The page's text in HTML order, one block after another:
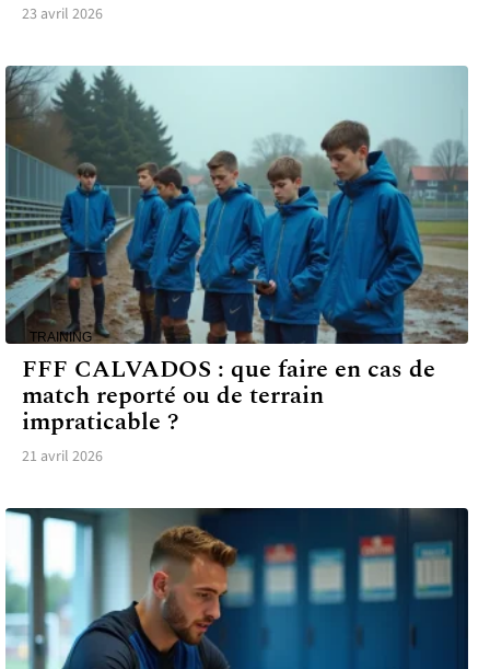
23 avril 2026
TRAINING
FFF CALVADOS : que faire en cas de
match reporté ou de terrain
impraticable ?
21 avril 2026